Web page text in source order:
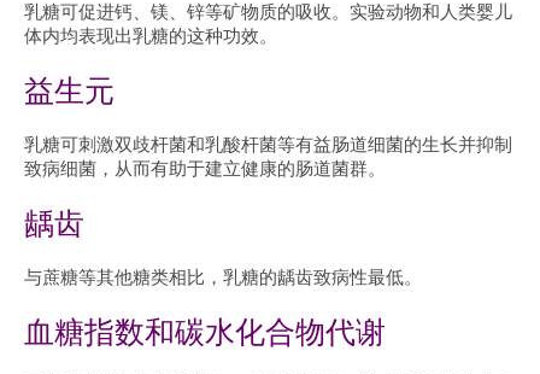
乳糖可促进钙、镁、锌等矿物质的吸收。实验动物和人类婴儿
体内均表现出乳糖的这种功效。
益生元
乳糖可刺激双歧杆菌和乳酸杆菌等有益肠道细菌的生长并抑制
致病细菌，从而有助于建立健康的肠道菌群。
龋齿
与蔗糖等其他糖类相比，乳糖的龋齿致病性最低。
血糖指数和碳水化合物代谢